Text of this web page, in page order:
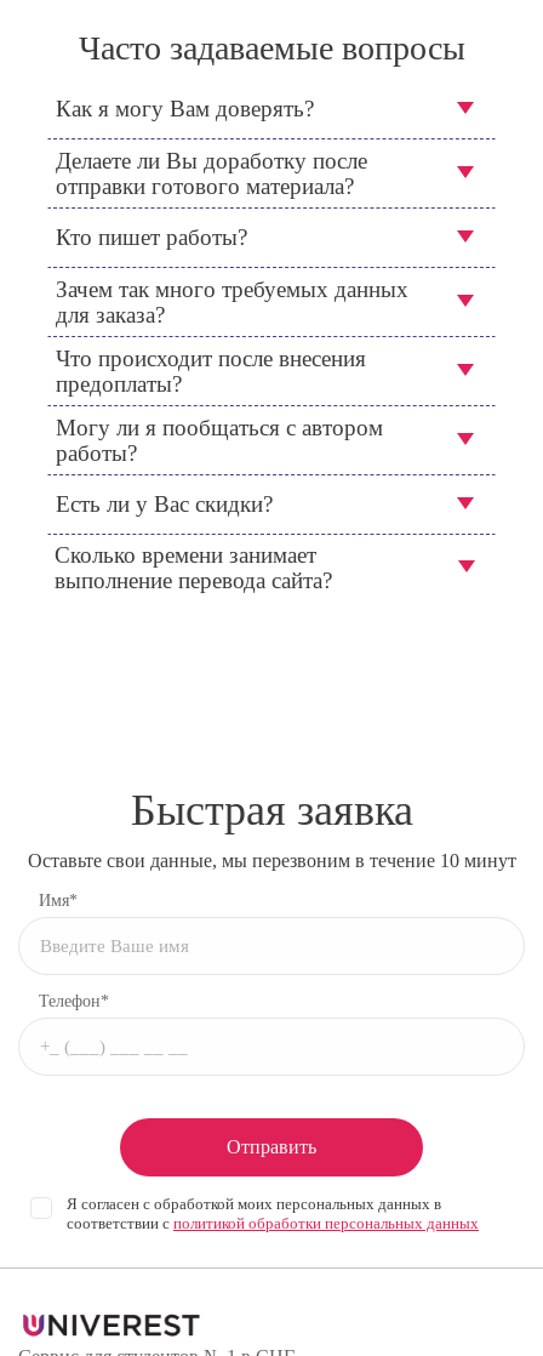
Часто задаваемые вопросы
Как я могу Вам доверять?
Делаете ли Вы доработку после
отправки готового материала?
Кто пишет работы?
Зачем так много требуемых данных
для заказа?
Что происходит после внесения
предоплаты?
Могу ли я пообщаться с автором
работы?
Есть ли у Вас скидки?
Сколько времени занимает
выполнение перевода сайта?
Быстрая заявка
Оставьте свои данные, мы перезвоним в течение 10 минут
Имя*
Телефон*
Отправить
Я согласен с обработкой моих персональных данных в
соответствии с политикой обработки персональных данных